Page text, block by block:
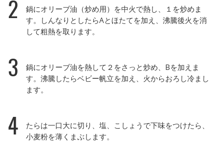
2
鍋にオリーブ油（炒め用）を中火で熱し、１を炒めま
す。しんなりとしたらAとほたてを加え、沸騰後火を消
して粗熱を取ります。
3
鍋にオリーブ油を熱して２をさっと炒め、Bを加えま
す。沸騰したらベビー帆立を加え、火からおろし冷まし
ます。
4
たらは一口大に切り、塩、こしょうで下味をつけたら、
小麦粉を薄くまぶします。